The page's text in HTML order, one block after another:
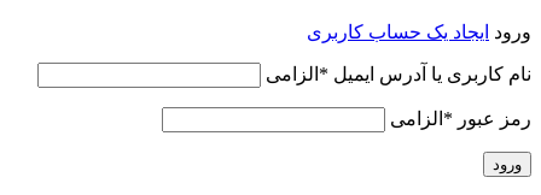
ورود ایجاد یک حساب کاربری
نام کاربری یا آدرس ایمیل * الزامی
رمز عبور * الزامی
ورود